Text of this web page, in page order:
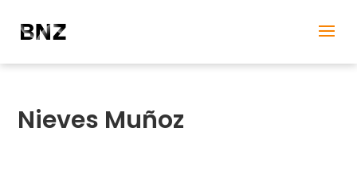
Nieves Muñoz